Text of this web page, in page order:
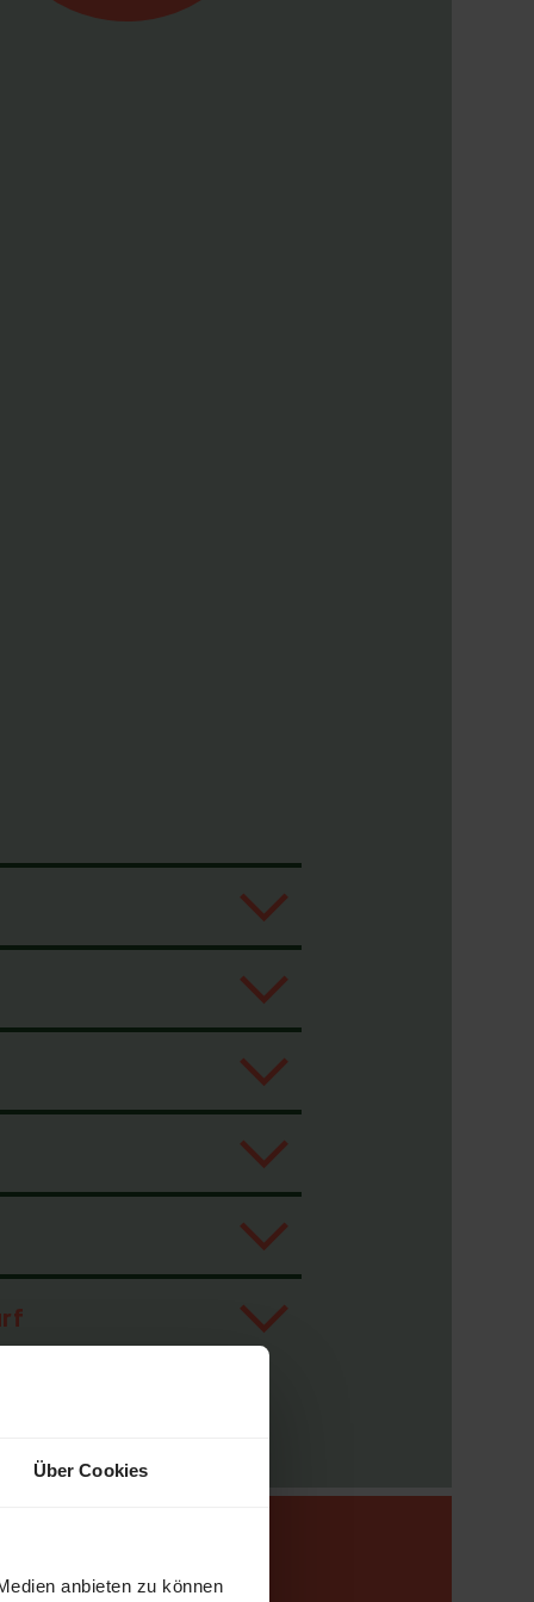
Über Cookies
anbieten zu können
November 2020